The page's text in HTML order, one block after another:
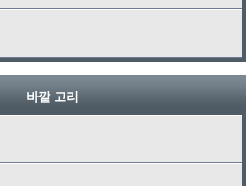
바깥 고리